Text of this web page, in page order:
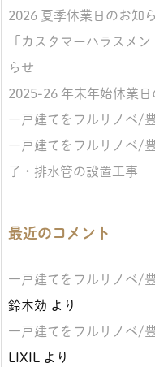
2026 夏季休業日のお知
「カスタマーハラスメ
らせ
2025-26 年末年始休業日
一戸建てをフルリノベ/
一戸建てをフルリノベ/
了・排水管の設置工事
最近のコメント
一戸建てをフルリノベ/
鈴木効 より
一戸建てをフルリノベ/
LIXIL
より